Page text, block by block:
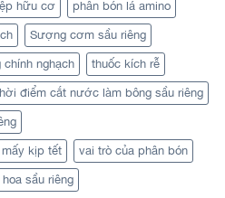
hữu cơ phân bón lá amino
Sượng cơm sầu riêng
chính nghạch thuốc kích rễ
điểm cắt nước làm bông sầu riêng
kịp tết vai trò của phân bón
sầu riêng